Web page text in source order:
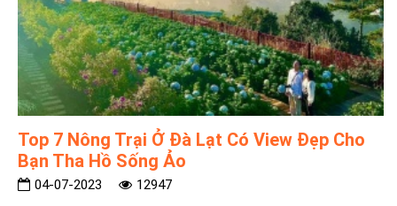
Top 7 Nông Trại Ở Đà Lạt Có View Đẹp Cho
Bạn Tha Hồ Sống Ảo
04-07-2023 12947